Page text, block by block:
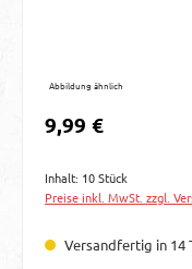
Abbildung ähnlich
Regulärer Preis:
9,99 €
Inhalt: 10 Stück
Preise inkl. MwSt. zzgl.
Versandfertig in 14